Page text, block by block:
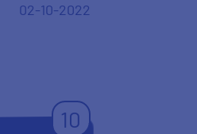
02-10-2022
10